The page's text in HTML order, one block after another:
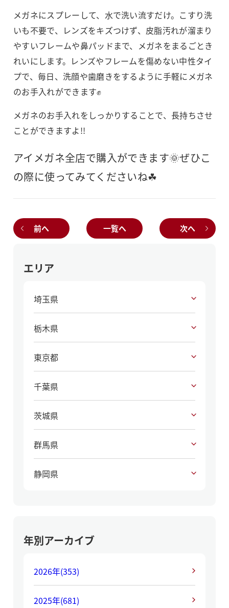
メガネにスプレーして、水で洗い流すだけ。こすり洗
いも不要で、レンズをキズつけず、皮脂汚れが溜まり
やすいフレームや鼻パッドまで、メガネをまるごとき
れいにします。レンズやフレームを傷めない中性タイ
プで、毎日、洗顔や歯磨きをするように手軽にメガネ
のお手入れができます✊
メガネのお手入れをしっかりすることで、長持ちさせ
ことができますよ!!
アイメガネ全店で購入ができます🌞ぜひこ
の際に使ってみてくださいね☘
前へ 一覧へ 次へ
エリア
埼玉県
栃木県
東京都
千葉県
茨城県
群馬県
静岡県
年別アーカイブ
2026年(353)
2025年(681)